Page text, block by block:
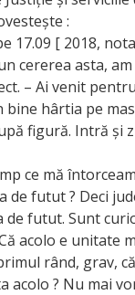
:
17.09 [ 2018,
cererea asta,
– Ai venit
hârtia pe
figură. Intră și
ce mă
de futut ? Deci
futut. Sunt
acolo e unitate
rând, grav,
? Nu mai